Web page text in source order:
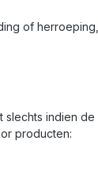
of
slechts indien
producten: